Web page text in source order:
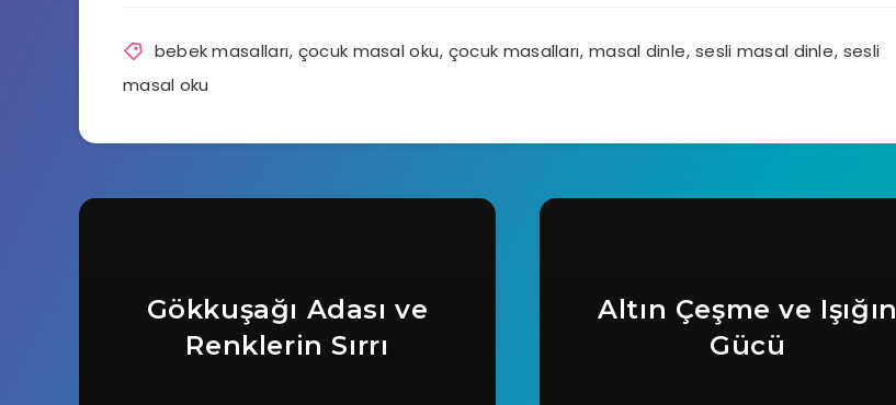
bebek masalları, çocuk masal oku, çocuk masalları, masal dinle, sesli masal dinle, sesli
masal oku
Gökkuşağı Adası ve
Renklerin Sırrı
Altın Çeşme ve Işığın
Gücü